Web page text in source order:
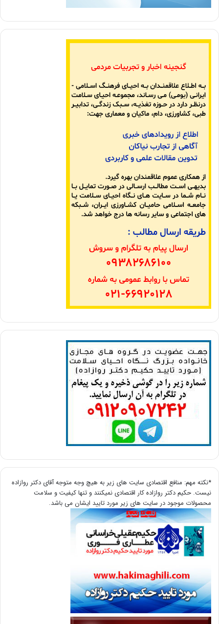
*نکته مهم: منافع اقتصادی سایت های زیر به هیچ وجه متوجه آقای دکتر روازاده
نیست. حکیم دکتر روازاده کار اقتصادی نمیکنند و تنها کیفیت و سلامت
محصولات موجود در سایت های زیر مورد تایید ایشان می باشد.